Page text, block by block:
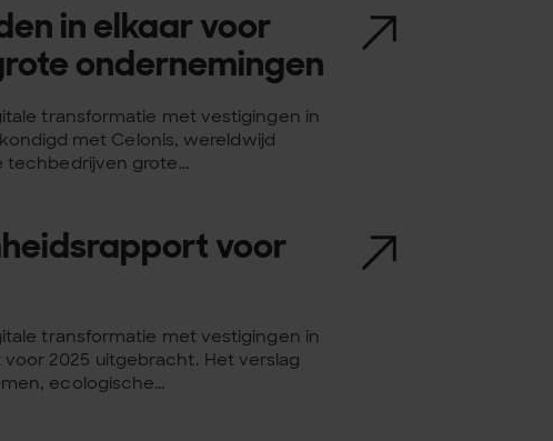
in elkaar voor
ondernemingen
transformatie met vestigingen in
met Celonis, wereldwijd
techbedrijven grote...
voor
transformatie met vestigingen in
2025 uitgebracht. Het verslag
ecologische...